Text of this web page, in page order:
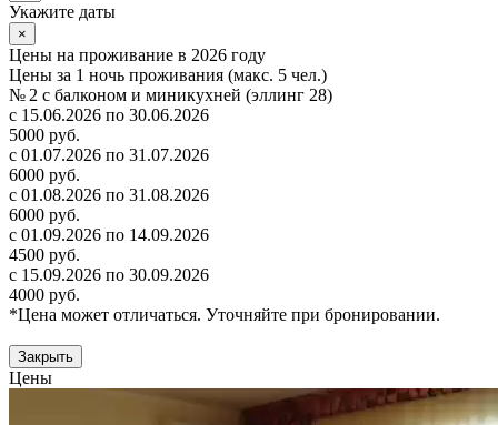
Укажите даты
×
Цены на проживание в 2026 году
Цены за 1 ночь проживания (макс. 5 чел.)
№ 2 с балконом и миникухней (эллинг 28)
с 15.06.2026 по 30.06.2026
5000 руб.
с 01.07.2026 по 31.07.2026
6000 руб.
с 01.08.2026 по 31.08.2026
6000 руб.
с 01.09.2026 по 14.09.2026
4500 руб.
с 15.09.2026 по 30.09.2026
4000 руб.
*Цена может отличаться. Уточняйте при бронировании.
Закрыть
Цены